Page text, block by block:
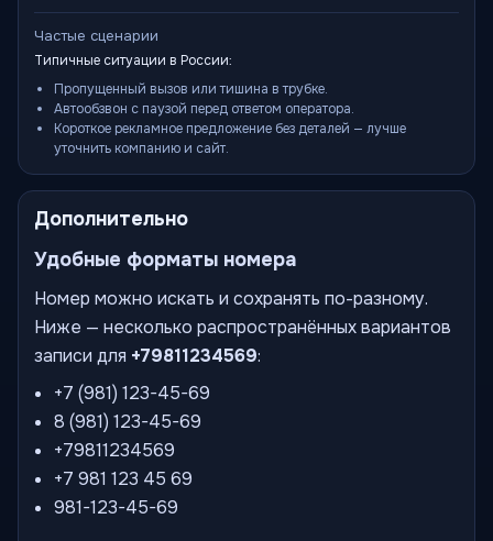
Частые сценарии
Типичные ситуации в России:
Пропущенный вызов или тишина в трубке.
Автообзвон с паузой перед ответом оператора.
Короткое рекламное предложение без деталей — лучше
уточнить компанию и сайт.
Дополнительно
Удобные форматы номера
Номер можно искать и сохранять по-разному.
Ниже — несколько распространённых вариантов
записи для +79811234569:
+7 (981) 123-45-69
8 (981) 123-45-69
+79811234569
+7 981 123 45 69
981-123-45-69